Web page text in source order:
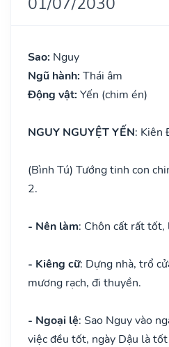
Sao: Nguy
Ngũ hành: Thái âm
Động vật: Yến (chim én)
NGUY NGUYỆT YẾN: Kiên
(Bình Tú) Tướng tinh con
2.
- Nên làm: Chôn cất rất
- Kiêng cữ: Dựng nhà, trổ
mương rạch, đi thuyền.
- Ngoại lệ: Sao Nguy vào
việc đều tốt, ngày Dậu là